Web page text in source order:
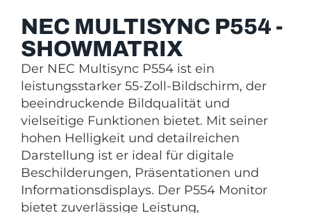
NEC MULTISYNC P554 -
SHOWMATRIX
Der NEC Multisync P554 ist ein
leistungsstarker 55-Zoll-Bildschirm, der
beeindruckende Bildqualität und
vielseitige Funktionen bietet. Mit seiner
hohen Helligkeit und detailreichen
Darstellung ist er ideal für digitale
Beschilderungen, Präsentationen und
Informationsdisplays. Der P554 Monitor
bietet zuverlässige Leistung,